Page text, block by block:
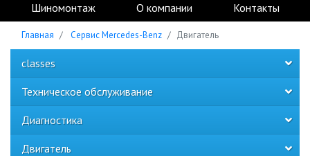
Шиномонтаж
О компании Контакты
Главная Сервис Mercedes-Benz Двигатель
classes
Техническое обслуживание
Диагностика
Двигатель